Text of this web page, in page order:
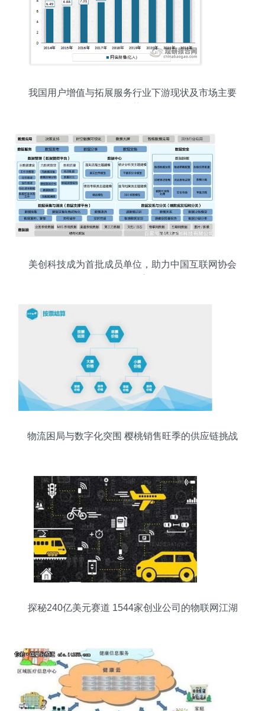
我国用户增值与拓展服务行业下游现状及市场主要
美创科技成为首批成员单位，助力中国互联网协会
物流困局与数字化突围 樱桃销售旺季的供应链挑战
探秘240亿美元赛道 1544家创业公司的物联网江湖